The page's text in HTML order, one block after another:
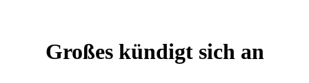
Großes kündigt sich an